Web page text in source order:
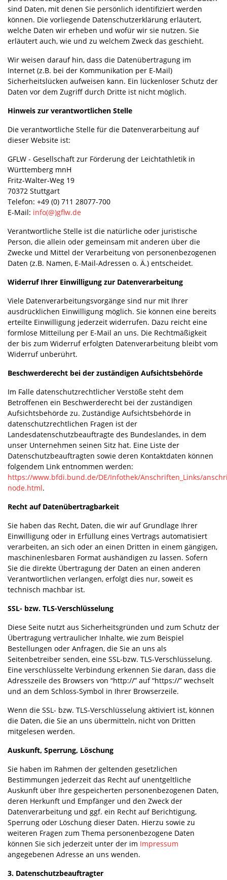
sind Daten, mit denen Sie persönlich identifiziert werden
können. Die vorliegende Datenschutzerklärung erläutert,
welche Daten wir erheben und wofür wir sie nutzen. Sie
erläutert auch, wie und zu welchem Zweck das geschieht.
Wir weisen darauf hin, dass die Datenübertragung im
Internet (z.B. bei der Kommunikation per E-Mail)
Sicherheitslücken aufweisen kann. Ein lückenloser Schutz der
Daten vor dem Zugriff durch Dritte ist nicht möglich.
Hinweis zur verantwortlichen Stelle
Die verantwortliche Stelle für die Datenverarbeitung auf
dieser Website ist:
GFLW - Gesellschaft zur Förderung der Leichtathletik in
Württemberg mnH
Fritz-Walter-Weg 19
70372 Stuttgart
Telefon: +49 (0) 711 28077-700
E-Mail: info(@)gflw.de
Verantwortliche Stelle ist die natürliche oder juristische
Person, die allein oder gemeinsam mit anderen über die
Zwecke und Mittel der Verarbeitung von personenbezogenen
Daten (z.B. Namen, E-Mail-Adressen o. Ä.) entscheidet.
Widerruf Ihrer Einwilligung zur Datenverarbeitung
Viele Datenverarbeitungsvorgänge sind nur mit Ihrer
ausdrücklichen Einwilligung möglich. Sie können eine bereits
erteilte Einwilligung jederzeit widerrufen. Dazu reicht eine
formlose Mitteilung per E-Mail an uns. Die Rechtmäßigkeit
der bis zum Widerruf erfolgten Datenverarbeitung bleibt vom
Widerruf unberührt.
Beschwerderecht bei der zuständigen Aufsichtsbehörde
Im Falle datenschutzrechtlicher Verstöße steht dem
Betroffenen ein Beschwerderecht bei der zuständigen
Aufsichtsbehörde zu. Zuständige Aufsichtsbehörde in
datenschutzrechtlichen Fragen ist der
Landesdatenschutzbeauftragte des Bundeslandes, in dem
unser Unternehmen seinen Sitz hat. Eine Liste der
Datenschutzbeauftragten sowie deren Kontaktdaten können
folgendem Link entnommen werden:
https://www.bfdi.bund.de/DE/Infothek/Anschriften_Links/
node.html.
Recht auf Datenübertragbarkeit
Sie haben das Recht, Daten, die wir auf Grundlage Ihrer
Einwilligung oder in Erfüllung eines Vertrags automatisiert
verarbeiten, an sich oder an einen Dritten in einem gängigen,
maschinenlesbaren Format aushändigen zu lassen. Sofern
Sie die direkte Übertragung der Daten an einen anderen
Verantwortlichen verlangen, erfolgt dies nur, soweit es
technisch machbar ist.
SSL- bzw. TLS-Verschlüsselung
Diese Seite nutzt aus Sicherheitsgründen und zum Schutz der
Übertragung vertraulicher Inhalte, wie zum Beispiel
Bestellungen oder Anfragen, die Sie an uns als
Seitenbetreiber senden, eine SSL-bzw. TLS-Verschlüsselung.
Eine verschlüsselte Verbindung erkennen Sie daran, dass die
Adresszeile des Browsers von “http://” auf “https://” wechselt
und an dem Schloss-Symbol in Ihrer Browserzeile.
Wenn die SSL- bzw. TLS-Verschlüsselung aktiviert ist, können
die Daten, die Sie an uns übermitteln, nicht von Dritten
mitgelesen werden.
Auskunft, Sperrung, Löschung
Sie haben im Rahmen der geltenden gesetzlichen
Bestimmungen jederzeit das Recht auf unentgeltliche
Auskunft über Ihre gespeicherten personenbezogenen Daten,
deren Herkunft und Empfänger und den Zweck der
Datenverarbeitung und ggf. ein Recht auf Berichtigung,
Sperrung oder Löschung dieser Daten. Hierzu sowie zu
weiteren Fragen zum Thema personenbezogene Daten
können Sie sich jederzeit unter der im Impressum
angegebenen Adresse an uns wenden.
3. Datenschutzbeauftragter